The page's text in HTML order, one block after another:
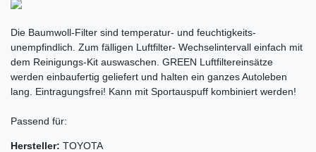
Die Baumwoll-Filter sind temperatur- und feuchtigkeits-
unempfindlich. Zum fälligen Luftfilter- Wechselintervall einfach mit
dem Reinigungs-Kit auswaschen. GREEN Luftfiltereinsätze
werden einbaufertig geliefert und halten ein ganzes Autoleben
lang. Eintragungsfrei! Kann mit Sportauspuff kombiniert werden!
Passend für:
Hersteller: TOYOTA